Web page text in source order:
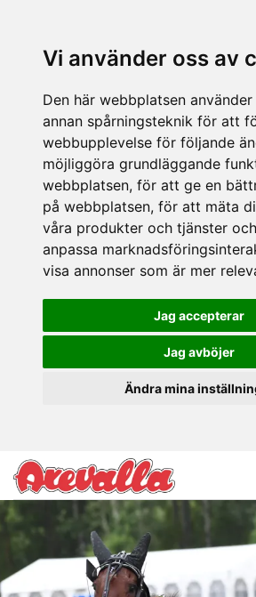
Vi använder oss av
Den här webbplatsen
annan spårningsteknik för att
webbupplevelse för följande
möjliggöra grundläggande
webbplatsen, för att ge en
på webbplatsen, för att mäta
våra produkter och tjänster
anpassa
visa annonser som är mer
Jag accepterar
Jag avböjer
Ändra mina